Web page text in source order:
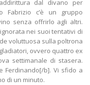
dal divano per
Fabrizio c’è un gruppo
senza offrirlo agli altri.
nei suoi tentativi di
voluttuosa sulla poltrona
ovvero quattro ex
settimanale di stasera.
Ferdinando[/b]. Vi sfido a
di un minuto.